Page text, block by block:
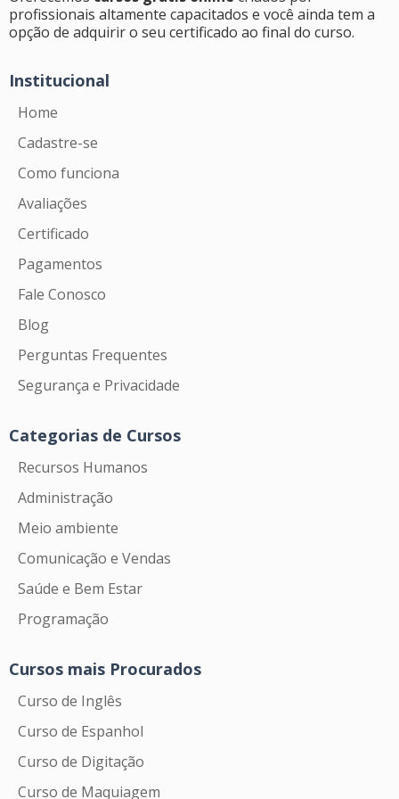
profissionais altamente capacitados e você ainda tem a
opção de adquirir o seu certificado ao final do curso.
Institucional
Home
Cadastre-se
Como funciona
Avaliações
Certificado
Pagamentos
Fale Conosco
Blog
Perguntas Frequentes
Segurança e Privacidade
Categorias de Cursos
Recursos Humanos
Administração
Meio ambiente
Comunicação e Vendas
Saúde e Bem Estar
Programação
Cursos mais Procurados
Curso de Inglês
Curso de Espanhol
Curso de Digitação
Curso de Maquiagem